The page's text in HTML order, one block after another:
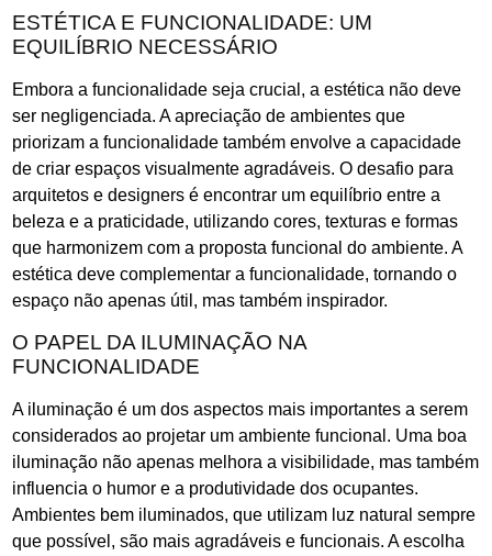
ESTÉTICA E FUNCIONALIDADE: UM
EQUILÍBRIO NECESSÁRIO
Embora a funcionalidade seja crucial, a estética não deve
ser negligenciada. A apreciação de ambientes que
priorizam a funcionalidade também envolve a capacidade
de criar espaços visualmente agradáveis. O desafio para
arquitetos e designers é encontrar um equilíbrio entre a
beleza e a praticidade, utilizando cores, texturas e formas
que harmonizem com a proposta funcional do ambiente. A
estética deve complementar a funcionalidade, tornando o
espaço não apenas útil, mas também inspirador.
O PAPEL DA ILUMINAÇÃO NA
FUNCIONALIDADE
A iluminação é um dos aspectos mais importantes a serem
considerados ao projetar um ambiente funcional. Uma boa
iluminação não apenas melhora a visibilidade, mas também
influencia o humor e a produtividade dos ocupantes.
Ambientes bem iluminados, que utilizam luz natural sempre
que possível, são mais agradáveis e funcionais. A escolha